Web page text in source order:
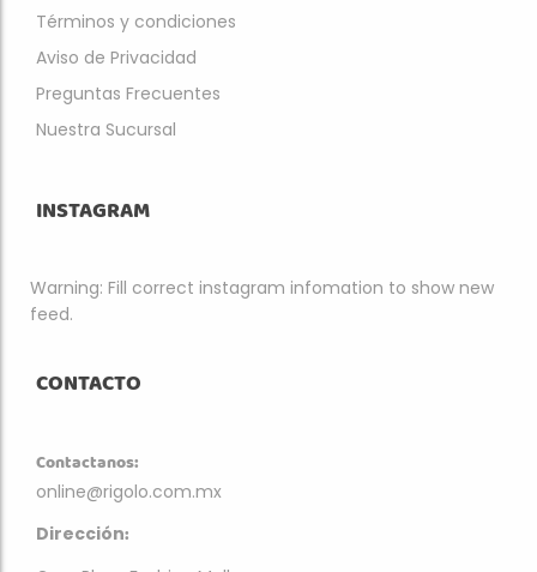
Términos y condiciones
Aviso de Privacidad
Preguntas Frecuentes
Nuestra Sucursal
INSTAGRAM
Warning: Fill correct instagram infomation to show new
feed.
CONTACTO
Contactanos:
online@rigolo.com.mx
Dirección: